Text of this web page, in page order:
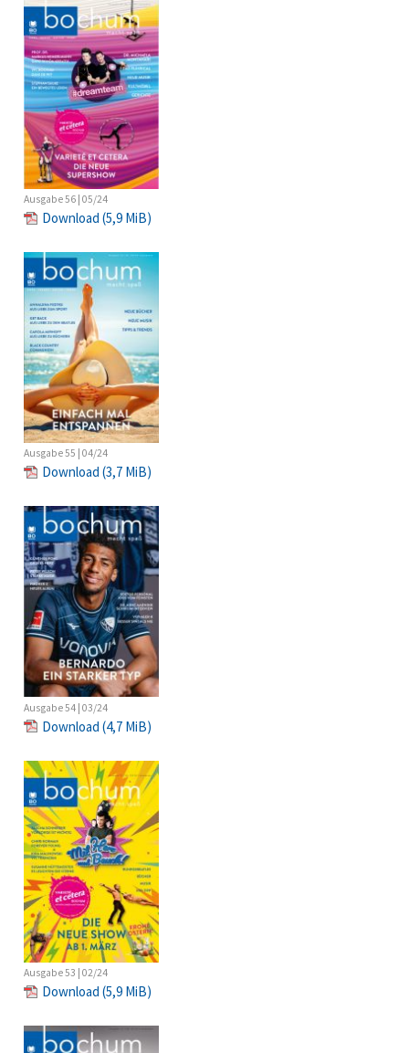
Ausgabe 56 | 05/24
Download (5,9 MiB)
Ausgabe 55 | 04/24
Download (3,7 MiB)
Ausgabe 54 | 03/24
Download (4,7 MiB)
Ausgabe 53 | 02/24
Download (5,9 MiB)